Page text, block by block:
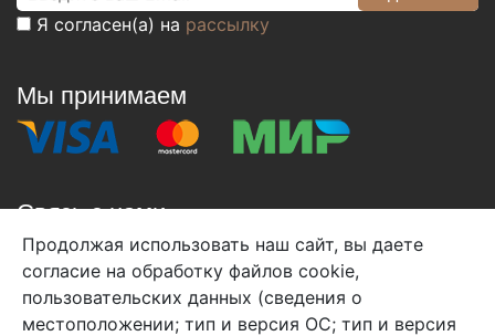
Я согласен(а) на рассылку
Мы принимаем
Связь с нами
+7 (495) 933-38-08
info@arben-textile.ru- оптовые продажи
Продолжая использовать наш сайт, вы даете
согласие на обработку файлов cookie,
пользовательских данных (сведения о
местоположении; тип и версия ОС; тип и версия